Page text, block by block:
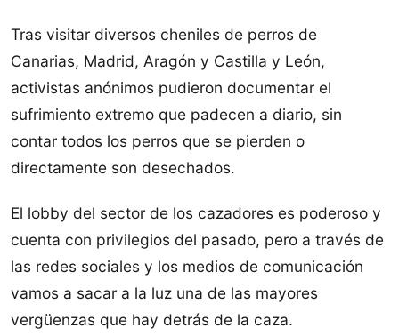
Tras visitar diversos cheniles de perros de
Canarias, Madrid, Aragón y Castilla y León,
activistas anónimos pudieron documentar el
sufrimiento extremo que padecen a diario, sin
contar todos los perros que se pierden o
directamente son desechados.
El lobby del sector de los cazadores es poderoso y
cuenta con privilegios del pasado, pero a través de
las redes sociales y los medios de comunicación
vamos a sacar a la luz una de las mayores
vergüenzas que hay detrás de la caza.